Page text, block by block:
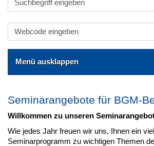
Menü ausklappen
Seminarangebote für BGM-
Willkommen zu unseren
Wie jedes Jahr freuen wir uns, Ihnen ein
Seminarprogramm zu wichtigen Themen